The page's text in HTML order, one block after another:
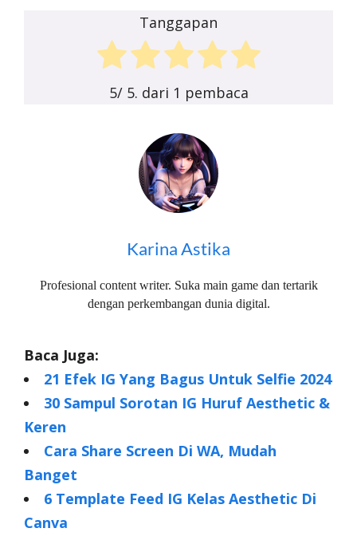
Tanggapan
5/ 5. dari 1 pembaca
Karina Astika
Profesional content writer. Suka main game dan tertarik
dengan perkembangan dunia digital.
Baca Juga:
21 Efek IG Yang Bagus Untuk Selfie 2024
30 Sampul Sorotan IG Huruf Aesthetic &
Keren
Cara Share Screen Di WA, Mudah
Banget
6 Template Feed IG Kelas Aesthetic Di
Canva